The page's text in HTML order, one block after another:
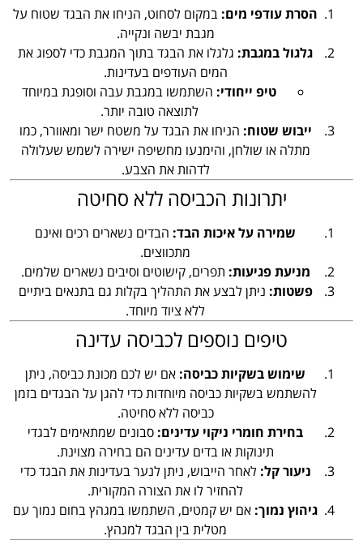
הסרת עודפי מים: במקום לסחוט, הניחו את הבגד שטוח על
מגבת יבשה ונקייה.
גלגול במגבת: גלגלו את הבגד בתוך המגבת כדי לספוג את
המים העודפים בעדינות.
טיפ ייחודי: השתמשו במגבת עבה וסופגת במיוחד
לתוצאה טובה יותר.
ייבוש שטוח: הניחו את הבגד על משטח ישר ומאוורר, כמו
מתלה או שולחן, והימנעו מחשיפה ישירה לשמש שעלולה
לדהות את הצבע.
יתרונות הכביסה ללא סחיטה
שמירה על איכות הבד: הבדים נשארים רכים ואינם
מתכווצים.
מניעת פגיעות: תפרים, קישוטים וסיבים נשארים שלמים.
פשטות: ניתן לבצע את התהליך בקלות גם בתנאים ביתיים
ללא ציוד מיוחד.
טיפים נוספים לכביסה עדינה
שימוש בשקיות כביסה: אם יש לכם מכונת כביסה, ניתן
להשתמש בשקיות כביסה מיוחדות כדי להגן על הבגדים בזמן
כביסה ללא סחיטה.
בחירת חומרי ניקוי עדינים: סבונים שמתאימים לבגדי
תינוקות או בדים עדינים הם בחירה מצוינת.
ניעור קל: לאחר הייבוש, ניתן לנער בעדינות את הבגד כדי
להחזיר לו את הצורה המקורית.
גיהוץ נמוך: אם יש קמטים, השתמשו במגהץ בחום נמוך עם
מטלית בין הבגד למגהץ.